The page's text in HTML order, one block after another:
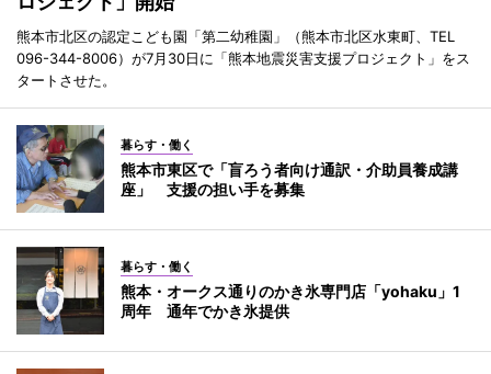
熊本市北区の認定こども園「第二幼稚園」（熊本市北区水東町、TEL
096-344-8006）が7月30日に「熊本地震災害支援プロジェクト」をス
タートさせた。
暮らす・働く
熊本市東区で「盲ろう者向け通訳・介助員養成講
座」 支援の担い手を募集
暮らす・働く
熊本・オークス通りのかき氷専門店「yohaku」1
周年 通年でかき氷提供